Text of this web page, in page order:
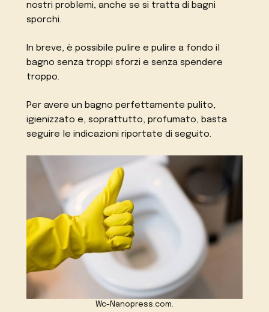
nostri problemi, anche se si tratta di bagni
sporchi.
In breve, è possibile pulire e pulire a fondo il
bagno senza troppi sforzi e senza spendere
troppo.
Per avere un bagno perfettamente pulito,
igienizzato e, soprattutto, profumato, basta
seguire le indicazioni riportate di seguito.
Wc-Nanopress.com.